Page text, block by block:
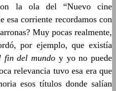
la ola del “Nuevo cine
esa corriente recordamos con
Muy pocas realmente,
por ejemplo, que existía
fin del mundo y yo no puede
relevancia tuvo esa era que
esos títulos donde salían